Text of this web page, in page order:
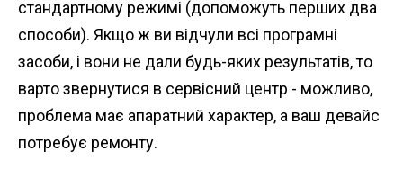
стандартному режимі (допоможуть перших два
способи). Якщо ж ви відчули всі програмні
засоби, і вони не дали будь-яких результатів, то
варто звернутися в сервісний центр - можливо,
проблема має апаратний характер, а ваш девайс
потребує ремонту.